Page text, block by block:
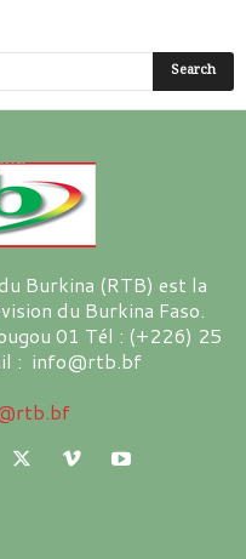
Burkina (RTB) est la
du Burkina Faso.
01 Tél : (+226) 25
: info@rtb.bf